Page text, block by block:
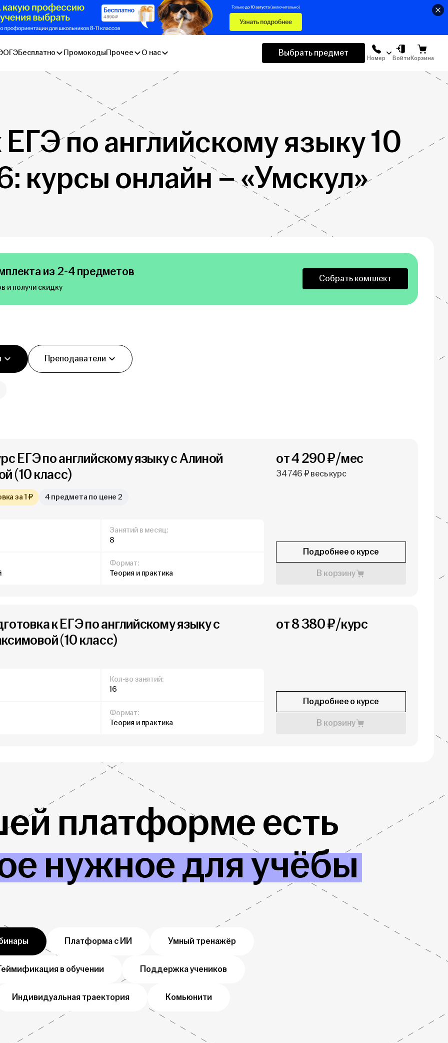
ОГЭБесплатно ПромокодыПрочее О нас Выбрать предмет
Номер ВойтиКорзина
по английскому языку 10
курсы онлайн – «Умскул»
из 2-4 предметов
и получи скидку
Собрать комплект
Преподаватели
ЕГЭ по английскому языку с Алиной
(10 класс)
за 1 ₽ 4 предмета по цене 2
Занятий в месяц:
8
Формат:
Теория и практика
от 4 290 ₽/мес
34 746 ₽ весь курс
Подробнее о курсе
В корзину
к ЕГЭ по английскому языку с
(10 класс)
Кол-во занятий:
16
Формат:
Теория и практика
от 8 380 ₽/курс
Подробнее о курсе
В корзину
платформе есть
нужное для учёбы
Платформа с ИИ Умный тренажёр
в обучении Поддержка учеников
Индивидуальная траектория Комьюнити